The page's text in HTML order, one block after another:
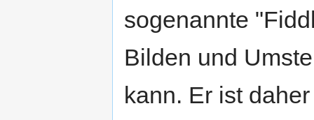
sogenannte
Bilden und
kann. Er ist